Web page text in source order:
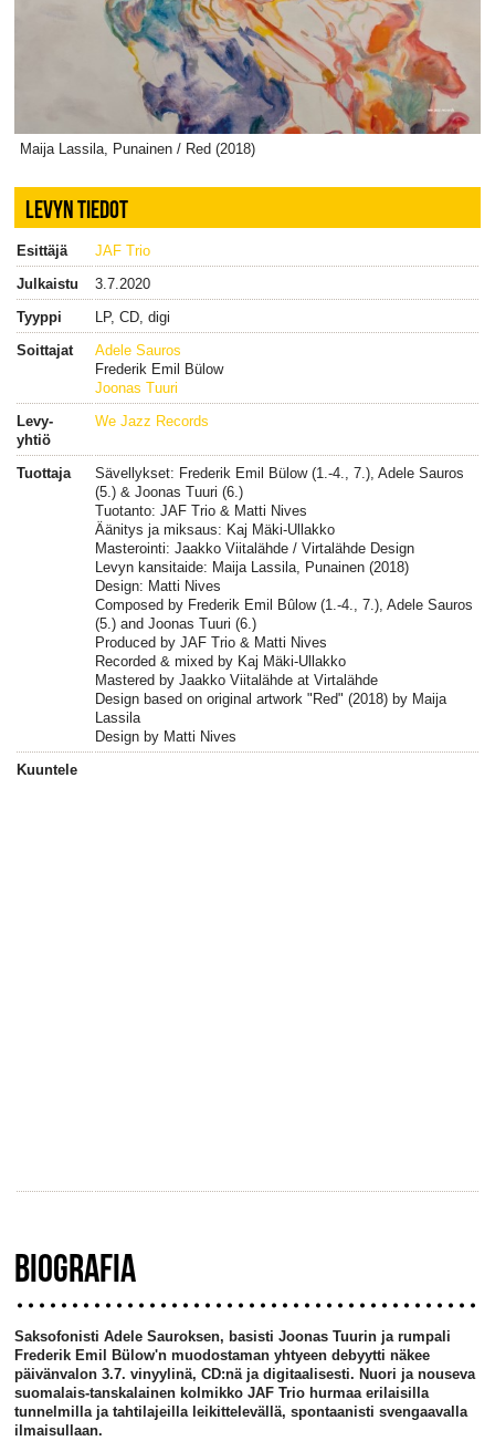
Maija Lassila, Punainen / Red (2018)
LEVYN TIEDOT
Esittäjä
JAF Trio
Julkaistu
3.7.2020
Tyyppi
LP, CD, digi
Soittajat
Adele Sauros
Frederik Emil Bülow
Joonas Tuuri
Levy-
yhtiö
We Jazz Records
Tuottaja
Sävellykset: Frederik Emil Bülow (1.-4., 7.), Adele Sauros
(5.) & Joonas Tuuri (6.)
Tuotanto: JAF Trio & Matti Nives
Äänitys ja miksaus: Kaj Mäki-Ullakko
Masterointi: Jaakko Viitalähde / Virtalähde Design
Levyn kansitaide: Maija Lassila, Punainen (2018)
Design: Matti Nives
Composed by Frederik Emil Bûlow (1.-4., 7.), Adele Sauros
(5.) and Joonas Tuuri (6.)
Produced by JAF Trio & Matti Nives
Recorded & mixed by Kaj Mäki-Ullakko
Mastered by Jaakko Viitalähde at Virtalähde
Design based on original artwork "Red" (2018) by Maija
Lassila
Design by Matti Nives
Kuuntele
BIOGRAFIA
Saksofonisti Adele Sauroksen, basisti Joonas Tuurin ja rumpali
Frederik Emil Bülow'n muodostaman yhtyeen debyytti näkee
päivänvalon 3.7. vinyylinä, CD:nä ja digitaalisesti. Nuori ja nouseva
suomalais-tanskalainen kolmikko JAF Trio hurmaa erilaisilla
tunnelmilla ja tahtilajeilla leikittelevällä, spontaanisti svengaavalla
ilmaisullaan.